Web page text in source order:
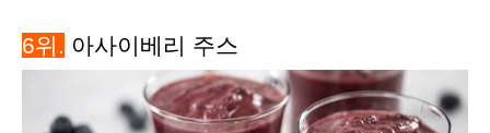
6위. 아사이베리 주스